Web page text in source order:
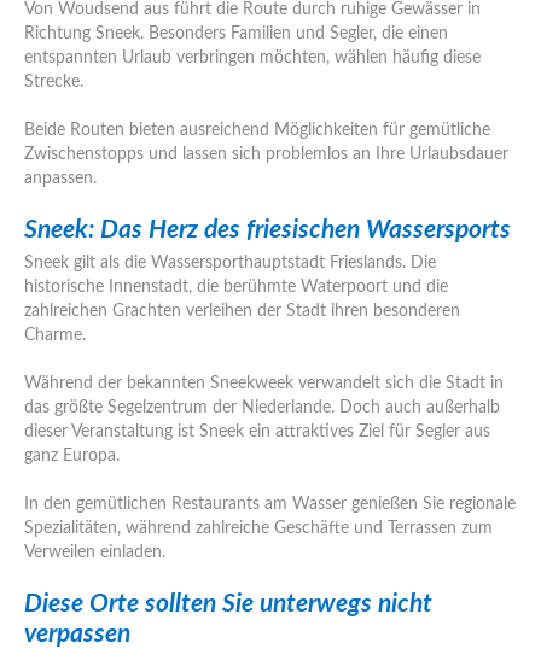
Von Woudsend aus führt die Route durch ruhige Gewässer in
Richtung Sneek. Besonders Familien und Segler, die einen
entspannten Urlaub verbringen möchten, wählen häufig diese
Strecke.
Beide Routen bieten ausreichend Möglichkeiten für gemütliche
Zwischenstopps und lassen sich problemlos an Ihre Urlaubsdauer
anpassen.
Sneek: Das Herz des friesischen Wassersports
Sneek gilt als die Wassersporthauptstadt Frieslands. Die
historische Innenstadt, die berühmte Waterpoort und die
zahlreichen Grachten verleihen der Stadt ihren besonderen
Charme.
Während der bekannten Sneekweek verwandelt sich die Stadt in
das größte Segelzentrum der Niederlande. Doch auch außerhalb
dieser Veranstaltung ist Sneek ein attraktives Ziel für Segler aus
ganz Europa.
In den gemütlichen Restaurants am Wasser genießen Sie regionale
Spezialitäten, während zahlreiche Geschäfte und Terrassen zum
Verweilen einladen.
Diese Orte sollten Sie unterwegs nicht
verpassen